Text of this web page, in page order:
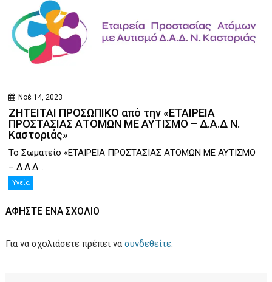
Νοέ 14, 2023
ΖΗΤΕΙΤΑΙ ΠΡΟΣΩΠΙΚΟ από την «ΕΤΑΙΡΕΙΑ
ΠΡΟΣΤΑΣΙΑΣ ΑΤΟΜΩΝ ΜΕ ΑΥΤΙΣΜΟ – Δ.Α.Δ Ν.
Καστοριάς»
Το Σωματείο «ΕΤΑΙΡΕΙΑ ΠΡΟΣΤΑΣΙΑΣ ΑΤΟΜΩΝ ΜΕ ΑΥΤΙΣΜΟ
– Δ.Α.Δ...
Υγεία
ΑΦΉΣΤΕ ΕΝΑ ΣΧΌΛΙΟ
Για να σχολιάσετε πρέπει νασυνδεθείτε.